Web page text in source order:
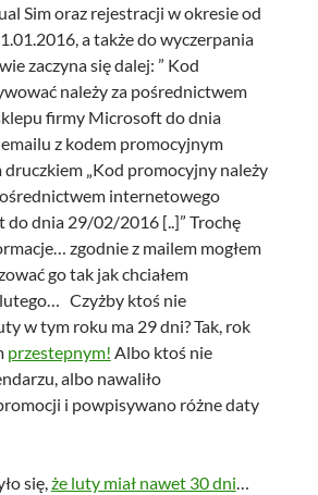
Sim oraz rejestracji w okresie od
a także do wyczerpania
zaczyna się dalej: ” Kod
należy za pośrednictwem
firmy Microsoft do dnia
z kodem promocyjnym
druczkiem „Kod promocyjny należy
internetowego
dnia 29/02/2016 [..]” Trochę
zgodnie z mailem mogłem
go tak jak chciałem
Czyżby ktoś nie
w tym roku ma 29 dni? Tak, rok
przestepnym! Albo ktoś nie
albo nawaliło
i powpisywano różne daty
się,że luty miał nawet 30 dni…